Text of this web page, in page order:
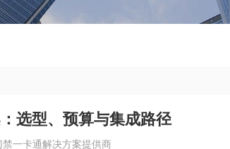
选型、预算与集成路径
一卡通解决方案提供商